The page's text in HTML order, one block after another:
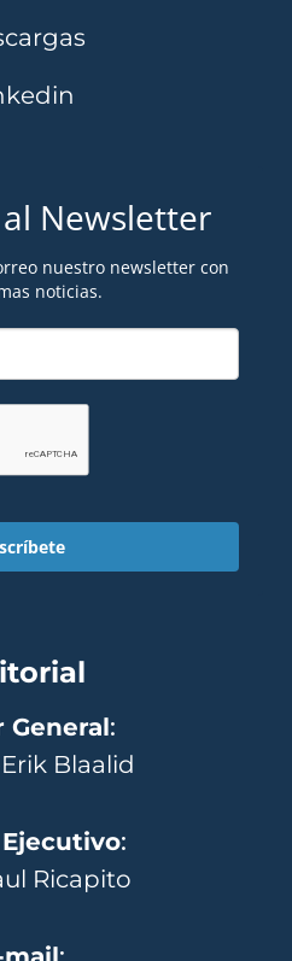
Newsletter
nuestro newsletter con
noticias.
General:
Blaalid
:
Ricapito